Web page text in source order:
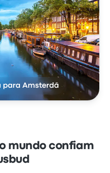
para Amsterdã
mundo confiam